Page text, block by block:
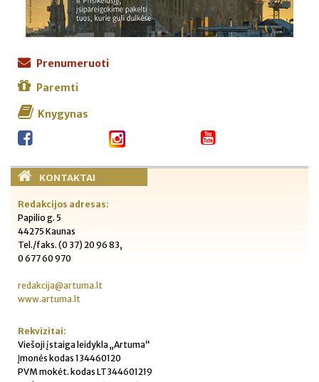
Prenumeruoti
Paremti
Knygynas
KONTAKTAI
Redakcijos adresas:
Papilio g. 5
44275 Kaunas
Tel./faks. (0 37) 20 96 83,
0 677 60 970
redakcija@artuma.lt
www.artuma.lt
Rekvizitai:
Viešoji įstaiga leidykla „Artuma“
Įmonės kodas 134460120
PVM mokėt. kodas LT344601219